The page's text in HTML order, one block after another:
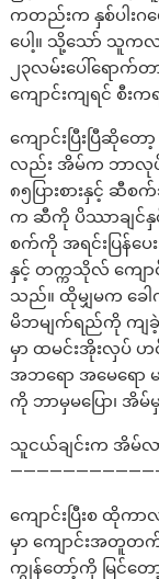
ကတည်းက နှစ်ပါးဂ
ပေါ့။ သို့သော် သူကလ
၂၃လမ်းပေါ်ရော
ကျောင်းကျရင် စီးက
ကျောင်းပြီးပြီဆို
လည်း အိမ်က ဘာလု
၈၅ပြားစားနှင့်
က ဆီကို ပိဿာချင်နှ
စက်ကို အရင်းပြန်ပေ
နှင့် တက္ကသိုလ် ကျော
သည်။ ထိုမျှမက ခေါ
မိဘမျက်ရည်ကို ကျခဲ့
မှာ ထမင်းအိုးလှပ် ဟ
အဘရော အမေရော
ကို ဘာမှမပြော၊ အိမ်
သူငယ်ချင်းက အိမ်
ကျောင်းပြီးစ ထို
မှာ ကျောင်းအတူ
ကျွန်တော့်ကို မြင်တ